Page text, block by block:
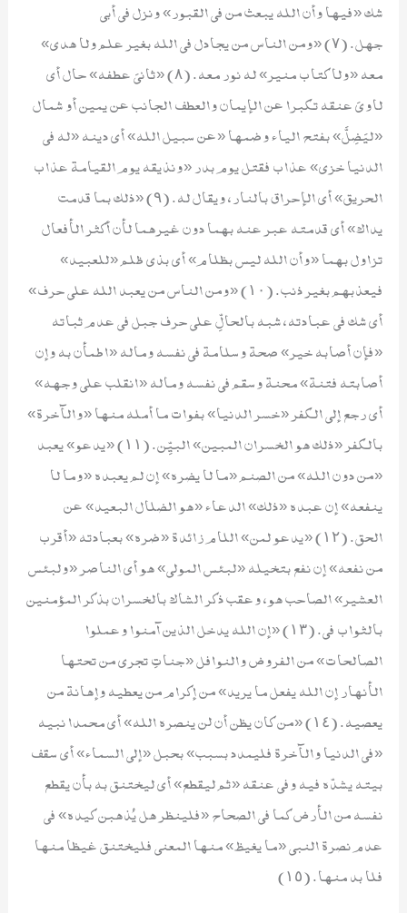
شك «فيها وأن الله يبعث من في القبور» ونزل في أبي
جهل. (٧) «ومن الناس من يجادل في الله بغير علم ولا هدى»
معه «ولا كتاب منير» له نور معه. (٨) «ثانيَ عطفه» حال أي
لاويَ عنقه تكبرا عن الإيمان والعطف الجانب عن يمين أو شمال
«ليَضِلَّ» بفتح الياء وضمها «عن سبيل الله» أي دينه «له في
الدنيا خزي» عذاب فقتل يوم بدر «ونذيقه يوم القيامة عذاب
الحريق» أي الإحراق بالنار، ويقال له. (٩) «ذلك بما قدمت
يداك» أي قدمته عبر عنه بهما دون غيرهما لأن أكثر الأفعال
تزاول بهما «وأن الله ليس بظلام» أي بذي ظلم «للعبيد»
فيعذبهم بغير ذنب. (١٠) «ومن الناس من يعبد الله على حرف»
أي شك في عبادته، شبه بالحالِّ على حرف جبل في عدم ثباته
«فإن أصابه خير» صحة وسلامة في نفسه وماله «اطمأن به وإن
أصابته فتنة» محنة وسقم في نفسه وماله «انقلب على وجهه»
أي رجع إلى الكفر «خسر الدنيا» بفوات ما أمله منها «والآخرة»
بالكفر «ذلك هو الخسران المبين» البيِّن. (١١) «يدعو» يعبد
«من دون الله» من الصنم «ما لا يضره» إن لم يعبده «وما لا
ينفعه» إن عبده «ذلك» الدعاء «هو الضلال البعيد» عن
الحق. (١٢) «يدعو لمن» اللام زائدة «ضره» بعبادته «أقرب
من نفعه» إن نفع بتخيله «لبئس المولى» هو أي الناصر «ولبئس
العشير» الصاحب هو، وعقب ذكر الشاك بالخسران بذكر المؤمنين
بالثواب في. (١٣) «إن الله يدخل الذين آمنوا وعملوا
الصالحات» من الفروض والنوافل «جناتِ تجري من تحتها
الأنهار إن الله يفعل ما يريد» من إكرام من يعطيه وإهانة من
يعصيه. (١٤) «من كان يظن أن لن ينصره الله» أي محمدا نبيه
«في الدنيا والآخرة فليمدد بسبب» بحبل «إلى السماء» أي سقف
بيته يشدّه فيه وفي عنقه «ثم ليقطع» أي ليختنق به بأن يقطع
نفسه من الأرض كما في الصحاح «فلينظر هل يُذهبن كيده» في
عدم نصرة النبي «ما يغيظ» منها المعنى فليختنق غيظا منها
فلا بد منها. (١٥)